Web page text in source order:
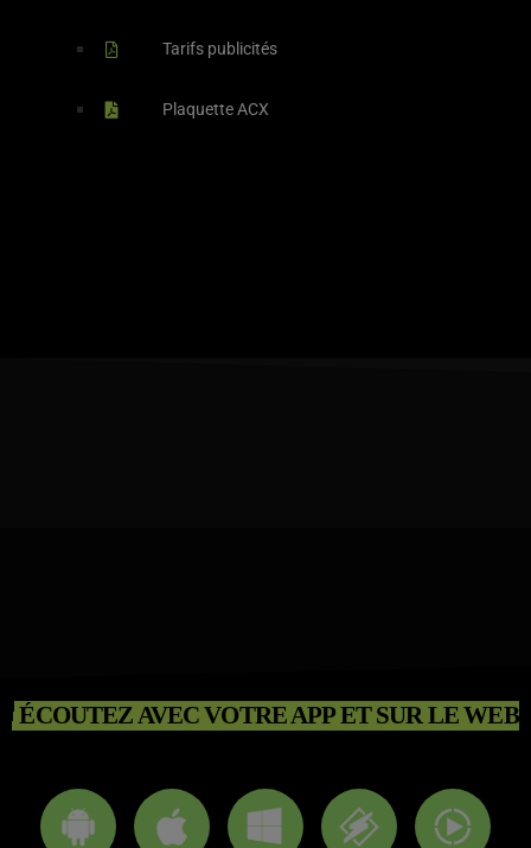
Tarifs publicités
Plaquette ACX
ÉCOUTEZ AVEC VOTRE APP ET SUR LE WEB